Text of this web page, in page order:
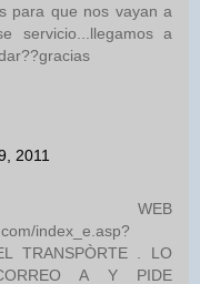
para que nos vayan a
servicio...llegamos a
2011
WEB
index_e.asp?
TRANSPÒRTE . LO
A Y PIDE